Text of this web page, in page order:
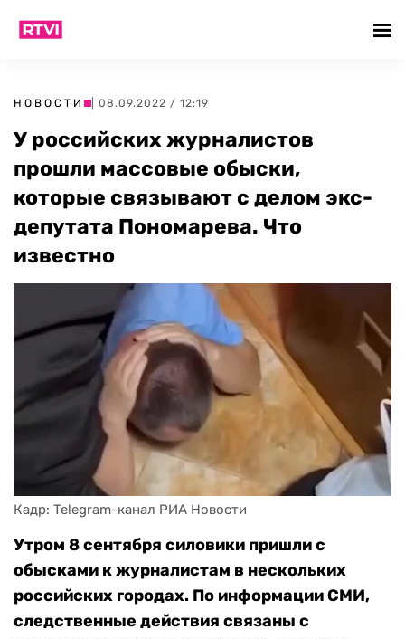
НОВОСТИ | 08.09.2022 / 12:19
У российских журналистов
прошли массовые обыски,
которые связывают с делом экс-
депутата Пономарева. Что
известно
Кадр: Telegram-канал РИА Новости
Утром 8 сентября силовики пришли с
обысками к журналистам в нескольких
российских городах. По информации СМИ,
следственные действия связаны с